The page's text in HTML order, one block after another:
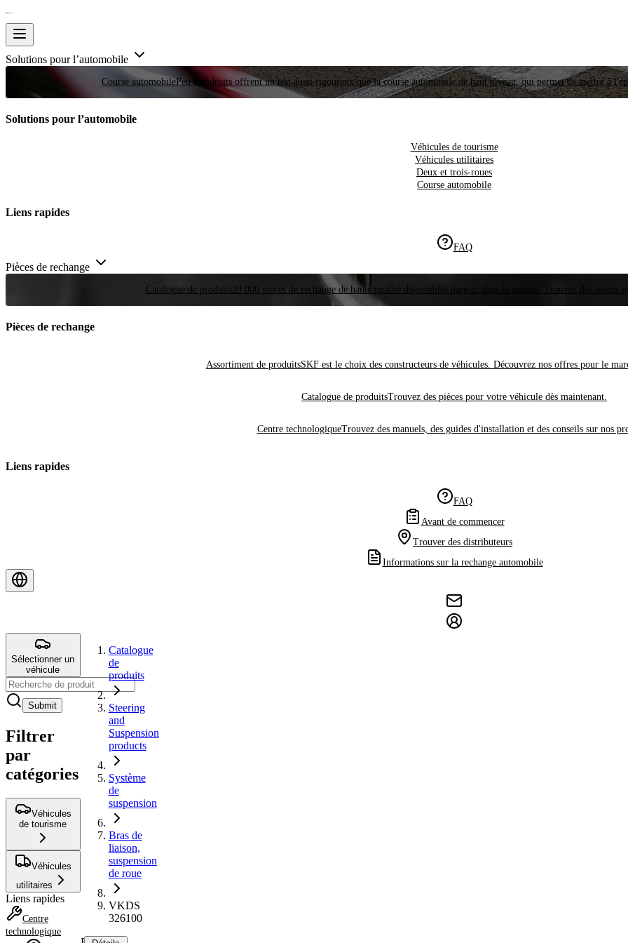
Solutions pour l’automobile
Course automobilePeu d'endroits offrent un test aussi rigoureux que la course automobile de haut niveau, qui permet de mettre à
Solutions pour l’automobile
Véhicules de tourisme
Véhicules utilitaires
Deux et trois-roues
Course automobile
Liens rapides
FAQ
Pièces de rechange
Catalogue de produits20 000 pièces de rechange de haute qualité disponibles partout dans le monde. Trouvez des pièces
Pièces de rechange
Assortiment de produitsSKF est le choix des constructeurs de véhicules. Découvrez nos offres pour le
Catalogue de produitsTrouvez des pièces pour votre véhicule dès maintenant.
Centre technologiqueTrouvez des manuels, des guides d'installation et des conseils sur nos
Liens rapides
FAQ
Avant de commencer
Trouver des distributeurs
Informations sur la rechange automobile
Sélectionner un
véhicule
Submit
Filtrer
par
catégories
Véhicules
de tourisme
Véhicules
utilitaires
Liens rapides
Centre
technologique
Catalogue
de
produits
Steering
and
Suspension
products
Système
de
suspension
Bras de
liaison,
suspension
de roue
VKDS
326100